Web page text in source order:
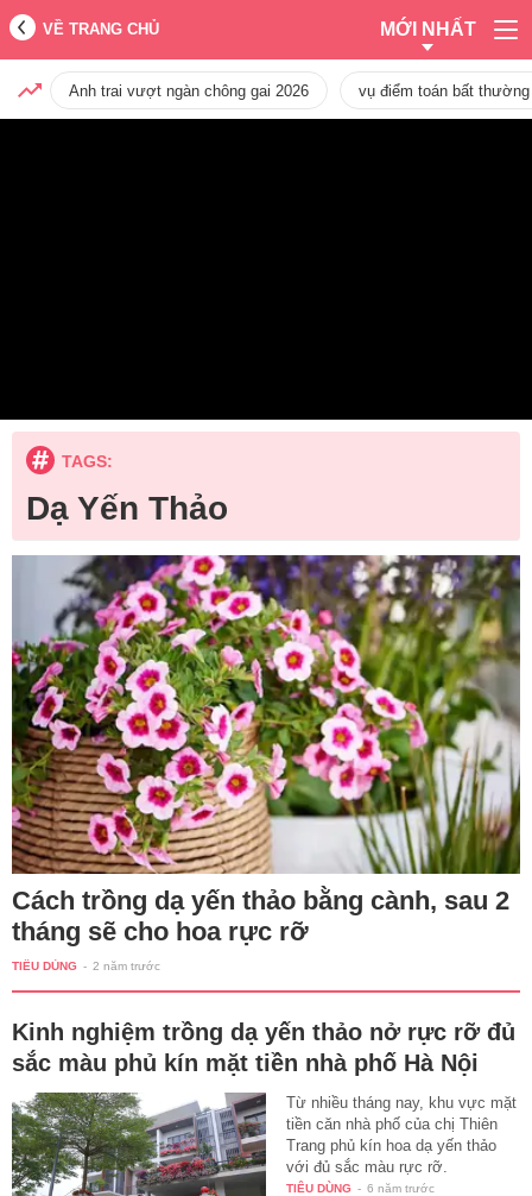
VỀ TRANG CHỦ MỚI NHẤT
Anh trai vượt ngàn chông gai 2026 vụ điểm toán bất
TAGS:
Dạ Yến Thảo
Cách trồng dạ yến thảo bằng cành, sau 2
tháng sẽ cho hoa rực rỡ
TIÊU DÙNG - 2 năm trước
Kinh nghiệm trồng dạ yến thảo nở rực rỡ đủ
sắc màu phủ kín mặt tiền nhà phố Hà Nội
Từ nhiều tháng nay, khu vực mặt
tiền căn nhà phố của chị Thiên
Trang phủ kín hoa dạ yến thảo
với đủ sắc màu rực rỡ.
TIÊU DÙNG - 6 năm trước